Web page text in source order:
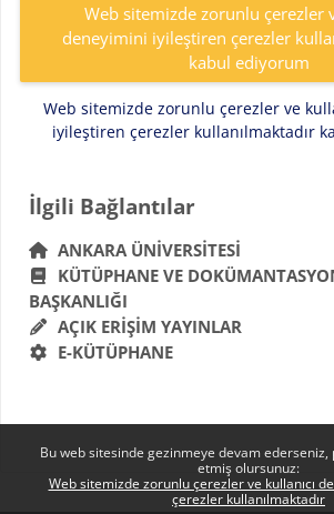
Bu web sitesinde gezinmeye devam ederseniz,
etmiş olursunuz:
Web sitemizde zorunlu çerezler ve kullanıcı
çerezler kullanılmaktadır
Web sitemizde zorunlu çerezler
deneyimini iyileştiren çerezler
kabul ediyorum
Web sitemizde zorunlu çerezler ve
iyileştiren çerezler kullanılmaktadır
Bloklar
İlgili Bağlantılar 'yı atla
İlgili Bağlantılar
ANKARA ÜNIVERSITESI
KÜTÜPHANE VE
BAŞKANLIĞI
AÇIK ERIŞIM YAYINLAR
E-KÜTÜPHANE